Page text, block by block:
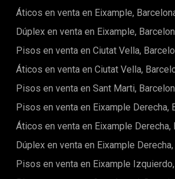
dormitorio en sí. El dormitorio da a un
exhibición, pero todos los apartamentos
de Barcelona. Tiene hermosas calles
todas partes. Hay muchas tiendas y
por todas partes que lo convierten en un
descanso de las partes cosmopolitas y de
relajarse en una de sus hermosas plazas.
Born es central, linda con el gótico, el
Ciutadella, el Eixample y el puerto. Su
líneas de autobús y metro.
Áticos en venta en Eixample,
Dúplex en venta en Eixample,
Pisos en venta en Ciutat Vella,
Áticos en venta en Ciutat Vella,
Pisos en venta en Sant Marti,
Pisos en venta en Eixample Derecha,
Áticos en venta en Eixample Derecha,
Dúplex en venta en Eixample
Pisos en venta en Eixample